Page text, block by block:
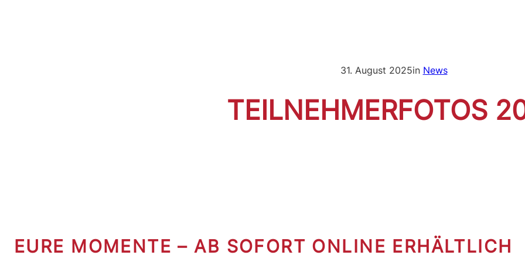
31. August 2025in News
TEILNEHMERFOTOS
EURE MOMENTE – AB SOFORT ONLINE ERHÄLTLICH